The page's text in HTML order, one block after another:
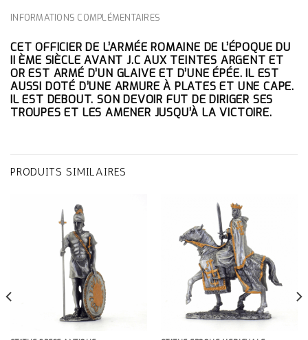
INFORMATIONS COMPLÉMENTAIRES
CET OFFICIER DE L’ARMÉE ROMAINE DE L’ÉPOQUE DU
II ÈME SIÈCLE AVANT J.C AUX TEINTES ARGENT ET
OR EST ARMÉ D’UN GLAIVE ET D’UNE ÉPÉE. IL EST
AUSSI DOTÉ D’UNE ARMURE À PLATES ET UNE CAPE.
IL EST DEBOUT. SON DEVOIR FUT DE DIRIGER SES
TROUPES ET LES AMENER JUSQU’À LA VICTOIRE.
PRODUITS SIMILAIRES